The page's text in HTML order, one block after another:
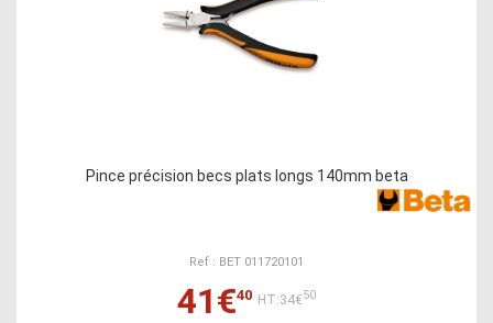
Pince précision becs plats longs 140mm beta
Ref : BET 011720101
41€40 HT:34€50